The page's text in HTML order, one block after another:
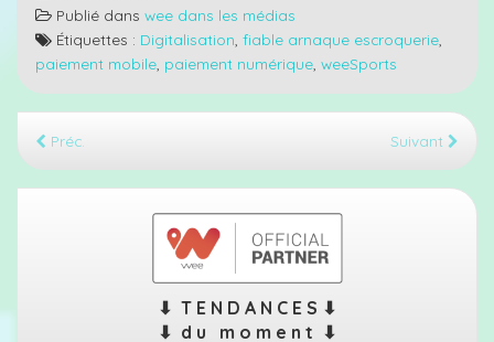
Publié dans wee dans les médias
Étiquettes : Digitalisation fiable arnaque escroquerie
paiement mobile paiement numérique weeSports
Préc. Suivant
⬇︎ T E N D A N C E S ⬇︎
⬇︎ d u m o m e n t ⬇︎